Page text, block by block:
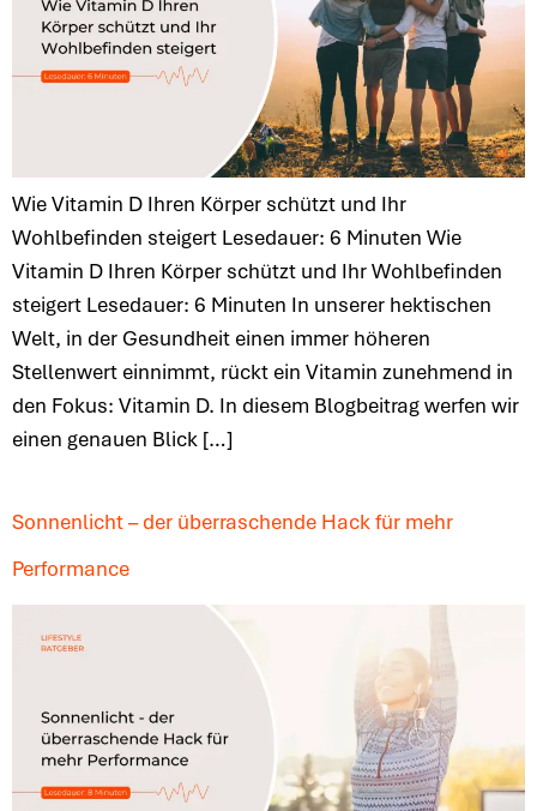
Wie Vitamin D Ihren Körper schützt und Ihr
Wohlbefinden steigert Lesedauer: 6 Minuten Wie
Vitamin D Ihren Körper schützt und Ihr Wohlbefinden
steigert Lesedauer: 6 Minuten In unserer hektischen
Welt, in der Gesundheit einen immer höheren
Stellenwert einnimmt, rückt ein Vitamin zunehmend in
den Fokus: Vitamin D. In diesem Blogbeitrag werfen wir
einen genauen Blick […]
Sonnenlicht – der überraschende Hack für mehr
Performance